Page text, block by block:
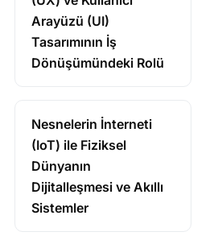
Arayüzü (UI)
Tasarımının İş
Dönüşümündeki Rolü
Nesnelerin İnterneti
(IoT) ile Fiziksel
Dünyanın
Dijitalleşmesi ve Akıllı
Sistemler